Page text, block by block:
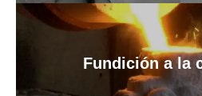
Fundición a la